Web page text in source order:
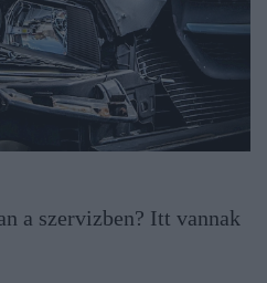
a szervizben? Itt vannak